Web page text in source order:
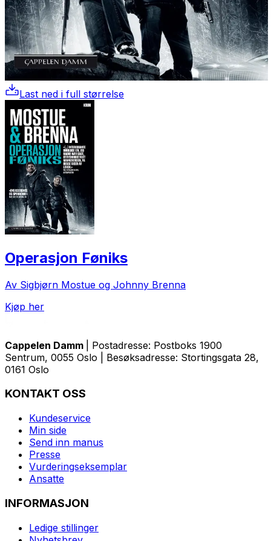
Last ned i full størrelse
Operasjon Føniks
Av Sigbjørn Mostue og Johnny Brenna
Kjøp her
Cappelen Damm
| Postadresse: Postboks 1900
Sentrum, 0055 Oslo | Besøksadresse: Stortingsgata 28,
0161 Oslo
KONTAKT OSS
Kundeservice
Min side
Send inn manus
Presse
Vurderingseksemplar
Ansatte
INFORMASJON
Ledige stillinger